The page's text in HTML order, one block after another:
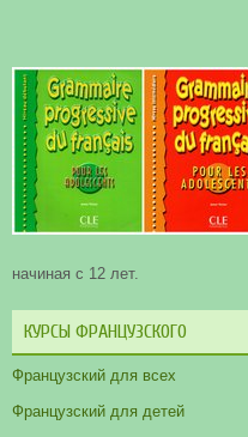
начиная с 12 лет.
КУРСЫ ФРАНЦУЗСКОГО
Французский для всех
Французский для детей